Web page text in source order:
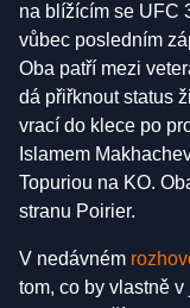
na blížícím se UFC
vůbec posledním
Oba patří mezi
dá přiřknout status
vrací do klece po
Islamem
Topuriou na KO.
stranu Poirier.
V nedávném
tom, co by vlastně